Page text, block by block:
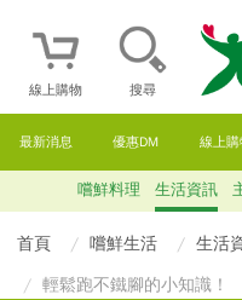
線上購物 搜尋
最新消息 優惠DM 線上購
嚐鮮料理 生活資訊
首頁 嚐鮮生活 生活
輕鬆跑不鐵腳的小知識！